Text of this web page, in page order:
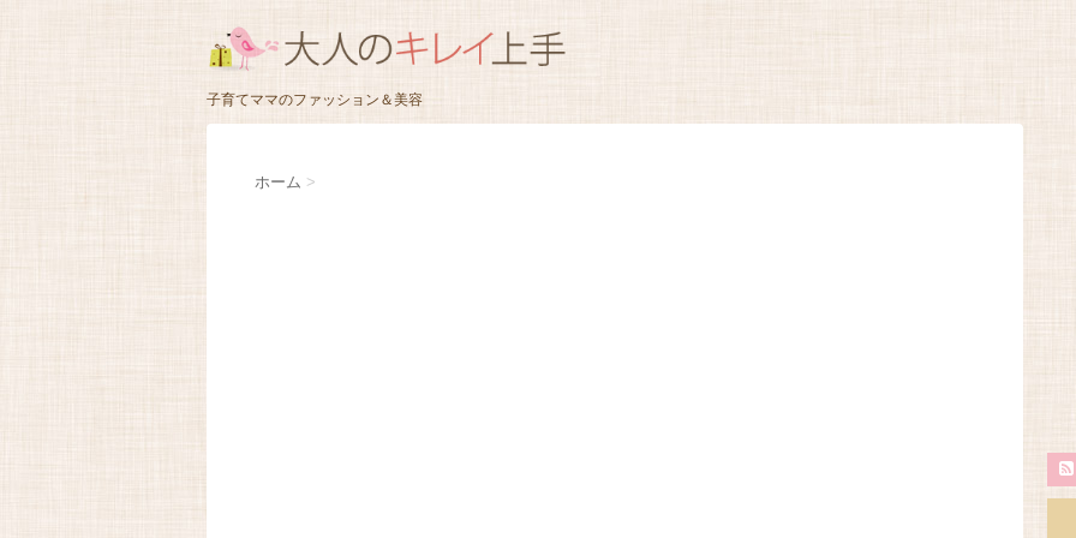
子育てママのファッション＆美容
ホーム >